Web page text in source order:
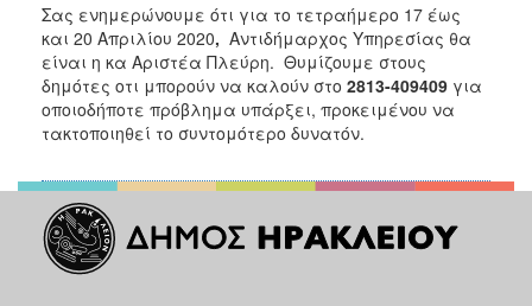
2021
2020
2019
2018
2016
2015
2013
Σας ενημερώνουμε ότι για το τετραήμερο 17 έως
και 20 Απριλίου 2020, Αντιδήμαρχος Υπηρεσίας θα
είναι η κα Αριστέα Πλεύρη. Θυμίζουμε στους
δημότες οτι μπορούν να καλούν στο 2813-409409 για
οποιοδήποτε πρόβλημα υπάρξει, προκειμένου να
τακτοποιηθεί το συντομότερο δυνατόν.